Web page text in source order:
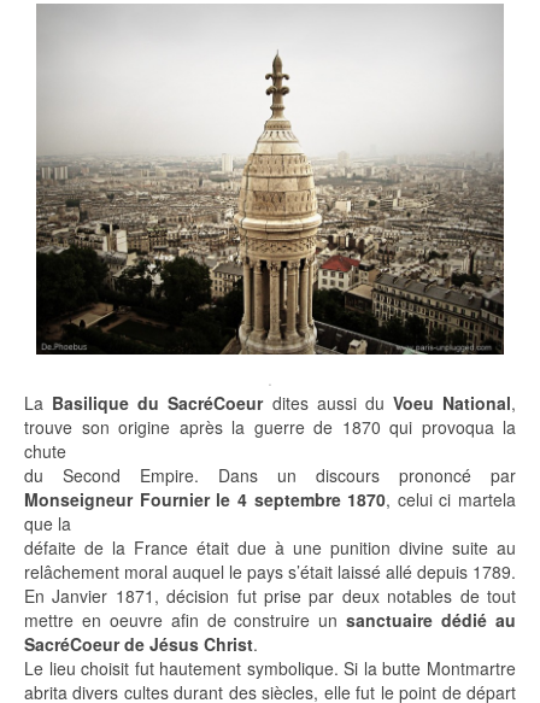
.
La Basilique duSacréCoeurdites aussi du Voeu National,
trouve son origine après la guerre de 1870 qui provoqua la
chute
du Second Empire. Dans un discours prononcé par
Monseigneur Fournier le 4 septembre 1870, celui ci martela
que la
défaite de la France était due à une punition divine suite au
relâchement moral auquel le pays s’était laissé allé depuis 1789.
En Janvier 1871, décision fut prise par deux notables de tout
mettre en oeuvre afin de construire unsanctuaire dédié au
SacréCoeur de Jésus Christ.
Le lieu choisit fut hautement symbolique. Si la butte Montmartre
abrita divers cultes durant des siècles, elle fut le point de départ